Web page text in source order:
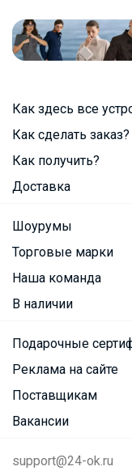
Как здесь все
Как сделать заказ?
Как получить?
Доставка
Шоурумы
Торговые марки
Наша команда
В наличии
Подарочные
Реклама на сайте
Поставщикам
Вакансии
support@24-ok.ru